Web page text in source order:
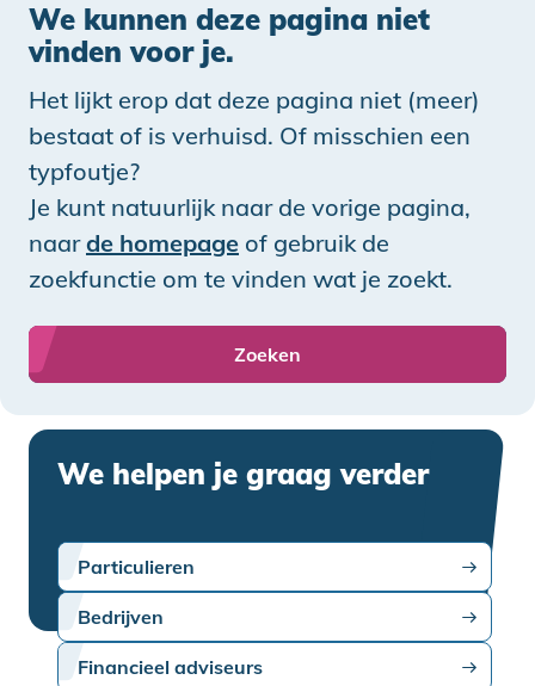
We kunnen deze pagina niet
vinden voor je.
Het lijkt erop dat deze pagina niet (meer)
bestaat of is verhuisd. Of misschien een
typfoutje?
Je kunt natuurlijk naar de vorige pagina,
naarde homepage of gebruik de
zoekfunctie om te vinden wat je zoekt.
Zoeken
We helpen je graag verder
Particulieren
Bedrijven
Financieel adviseurs